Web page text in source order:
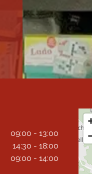
09:00 - 13:00
14:30 - 18:00
09:00 - 14:00